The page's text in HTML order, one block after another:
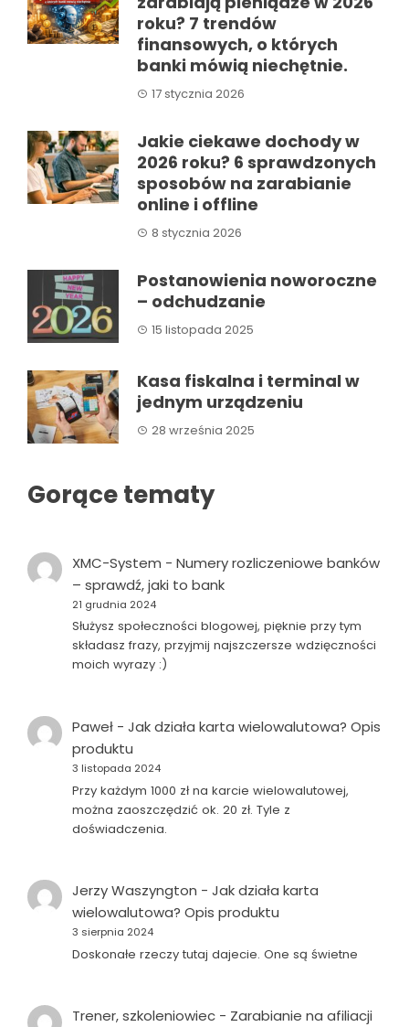
roku? 7 trendów
finansowych, o których
banki mówią niechętnie.
17 stycznia 2026
Jakie ciekawe dochody w
2026 roku? 6 sprawdzonych
sposobów na zarabianie
online i offline
8 stycznia 2026
Postanowienia noworoczne
– odchudzanie
15 listopada 2025
Kasa fiskalna i terminal w
jednym urządzeniu
28 września 2025
Gorące tematy
XMC-System - Numery rozliczeniowe banków
– sprawdź, jaki to bank
21 grudnia 2024
Służysz społeczności blogowej, pięknie przy tym
składasz frazy, przyjmij najszczersze wdzięczności
moich wyrazy :)
Paweł- Jak działa karta wielowalutowa? Opis
produktu
3 listopada 2024
Przy każdym 1000 zł na karcie wielowalutowej,
można zaoszczędzić ok. 20 zł. Tyle z
doświadczenia.
Jerzy Waszyngton - Jak działa karta
wielowalutowa? Opis produktu
3 sierpnia 2024
Doskonałe rzeczy tutaj dajecie. One są świetne
Trener, szkoleniowiec- Zarabianie na afiliacji